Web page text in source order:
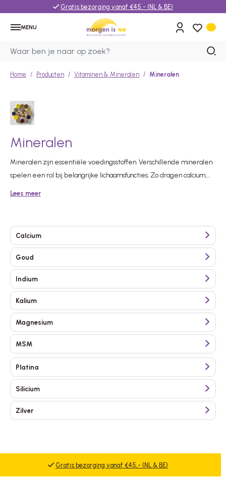
Gratis bezorging vanaf €45,- (NL & BE)
MENU
Home Producten Vitaminen & Mineralen Mineralen
Mineralen
Mineralen zijn essentiële voedingsstoffen. Verschillende mineralen
spelen een rol bij belangrijke lichaamsfuncties. Zo dragen calcium,
zenuwstelsel. Daarnaast dragen onder andere ijzer, zink en
selenium bij aan de normale werking van het immuunsysteem.
Benieuwd naar de mineralen die wij aanbieden? Lees op deze
pagina meer over mineralen.
Lees meer
Calcium
Goud
Indium
Kalium
Magnesium
MSM
Platina
Silicium
Zilver
Gratis bezorging vanaf €45,- (NL & BE)